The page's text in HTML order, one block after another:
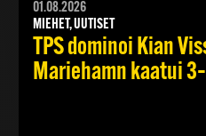
01.08.2026
MIEHET, UUTISET
TPS dominoi Kian
Mariehamn kaatui